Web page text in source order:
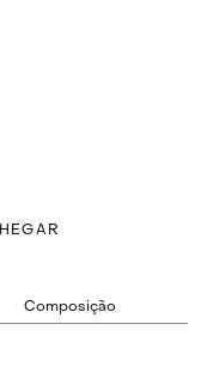
Composição